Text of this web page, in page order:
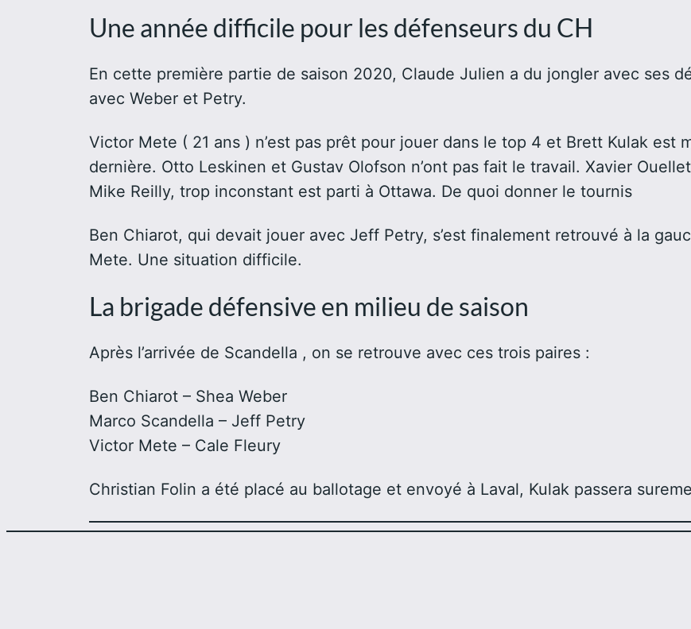
Une année difficile pour les défenseurs du CH
En cette première partie de saison 2020, Claude Julien a du jongler avec ses
avec Weber et Petry.
Victor Mete ( 21 ans ) n’est pas prêt pour jouer dans le top 4 et Brett Kulak est
dernière. Otto Leskinen et Gustav Olofson n’ont pas fait le travail. Xavier
Mike Reilly, trop inconstant est parti à Ottawa. De quoi donner le tournis
Ben Chiarot, qui devait jouer avec Jeff Petry, s’est finalement retrouvé à la
Mete. Une situation difficile.
La brigade défensive en milieu de saison
Après l’arrivée de Scandella , on se retrouve avec ces trois paires :
Ben Chiarot – Shea Weber
Marco Scandella – Jeff Petry
Victor Mete – Cale Fleury
Christian Folin a été placé au ballotage et envoyé à Laval, Kulak passera